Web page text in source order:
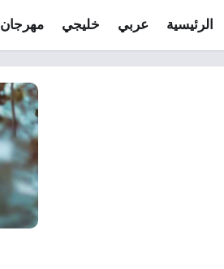
الرئيسية عربي خليجي مهرجان